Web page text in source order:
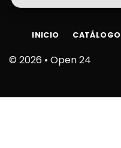
© 2026 • Open 24
INICIO CATÁLOGO